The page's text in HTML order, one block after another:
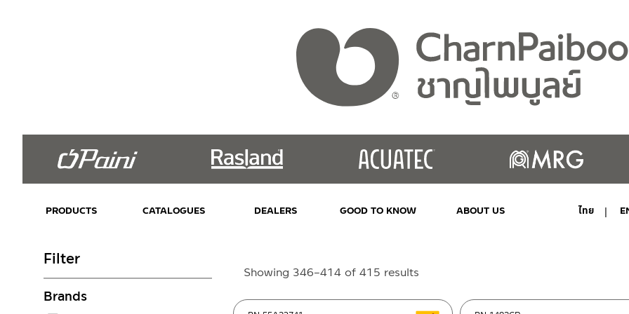
PRODUCTS CATALOGUES DEALERS GOOD TO KNOW ABOUT US ไทย
Showing 346–414 of 415 results
latest
Filter
Brands